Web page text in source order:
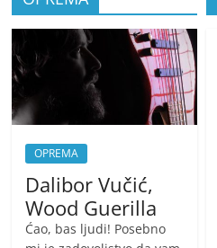
OPREMA
Dalibor Vučić,
Wood Guerilla
Ćao, bas ljudi! Posebno